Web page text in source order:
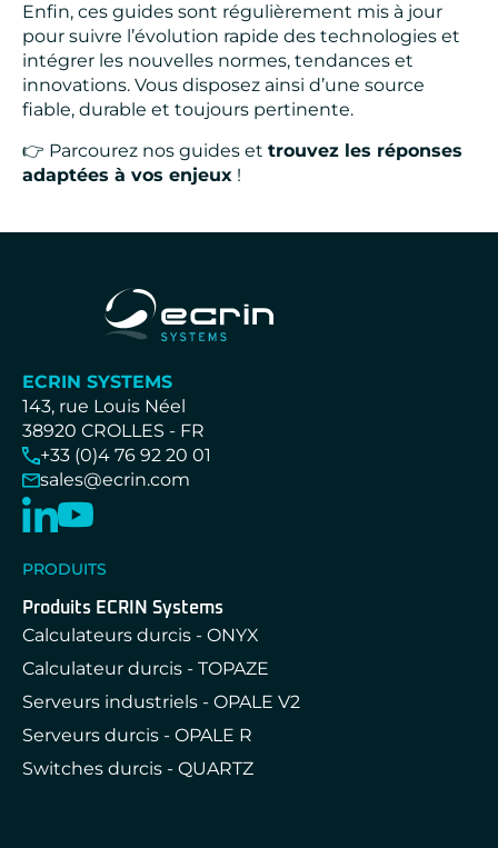
Enfin, ces guides sont régulièrement mis à jour
pour suivre l’évolution rapide des technologies et
intégrer les nouvelles normes, tendances et
innovations. Vous disposez ainsi d’une source
fiable, durable et toujours pertinente.
👉 Parcourez nos guides et trouvez les réponses
adaptées à vos enjeux !
ECRIN SYSTEMS
143, rue Louis Néel
38920 CROLLES - FR
+33 (0)4 76 92 20 01
sales@ecrin.com
PRODUITS
Produits ECRIN Systems
Calculateurs durcis - ONYX
Calculateur durcis - TOPAZE
Serveurs industriels - OPALE V2
Serveurs durcis - OPALE R
Switches durcis - QUARTZ